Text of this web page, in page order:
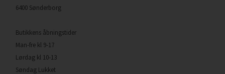
6400 Sønderborg
Butikkens åbningstider
Man-fre kl 9-17
Lørdag kl 10-13
Søndag Lukket